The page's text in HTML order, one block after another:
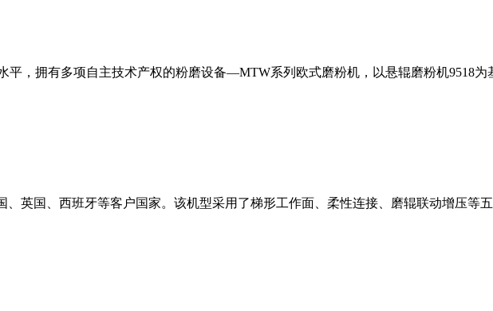
，拥有多项自主技术产权的粉磨设备—MTW系列欧式磨粉机，以悬辊磨粉机9518
英国、西班牙等客户国家。该机型采用了梯形工作面、柔性连接、磨辊联动增压等